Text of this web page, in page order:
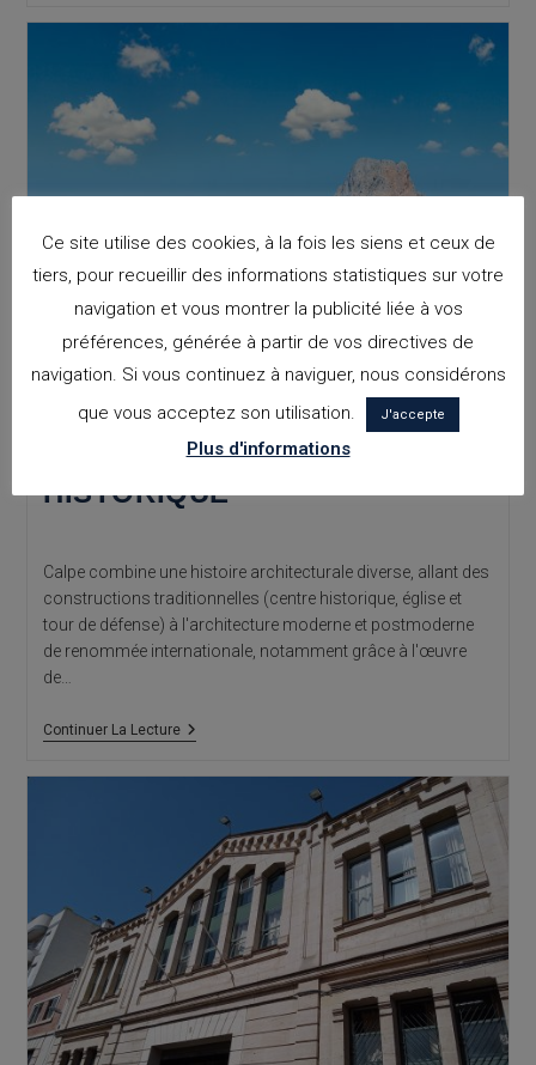
Tendances
Architecturales
De
CALPE : ARCHITECTURE
VERNACULAIRE DU CENTRE
HISTORIQUE
Calpe combine une histoire architecturale diverse, allant des
constructions traditionnelles (centre historique, église et
tour de défense) à l'architecture moderne et postmoderne
de renommée internationale, notamment grâce à l'œuvre
de…
Continuer La LectureCalpe
Centre
Historique
Ce site utilise des cookies, à la fois les siens et ceux de
tiers, pour recueillir des informations statistiques sur votre
navigation et vous montrer la publicité liée à vos
préférences, générée à partir de vos directives de
navigation. Si vous continuez à naviguer, nous considérons
que vous acceptez son utilisation.
J'accepte
Plus d'informations